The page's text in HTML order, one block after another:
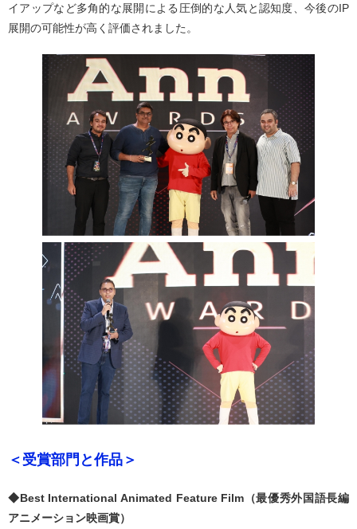
イアップなど多角的な展開による圧倒的な人気と認知度、今後のIP
展開の可能性が高く評価されました。
＜受賞部門と作品＞
◆Best International Animated Feature Film（最優秀外国語長編
アニメーション映画賞）